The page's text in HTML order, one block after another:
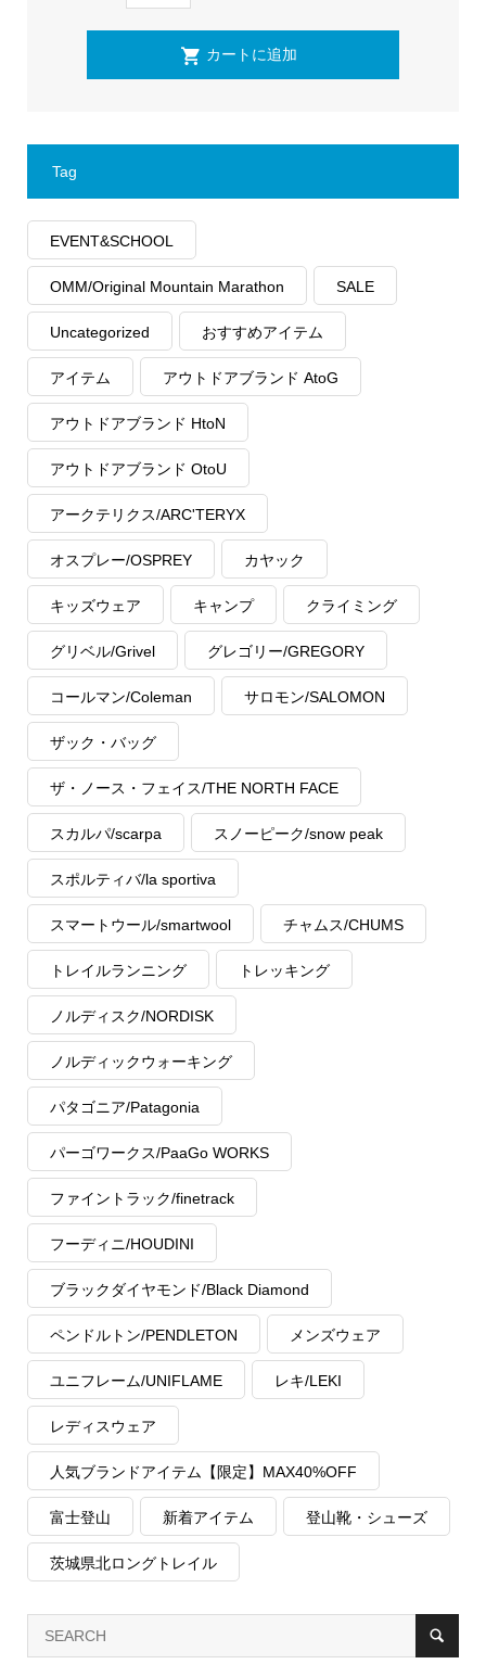
Tag
EVENT&SCHOOL
OMM/Original Mountain Marathon SALE
Uncategorized おすすめアイテム
アイテム アウトドアブランド AtoG
アウトドアブランド HtoN
アウトドアブランド OtoU
アークテリクス/ARC'TERYX
オスプレー/OSPREY カヤック
キッズウェア キャンプ クライミング
グリベル/Grivel グレゴリー/GREGORY
コールマン/Coleman サロモン/SALOMON
ザック・バッグ
ザ・ノース・フェイス/THE NORTH FACE
スカルパ/scarpa スノーピーク/snow peak
スポルティバ/la sportiva
スマートウール/smartwool チャムス/CHUMS
トレイルランニング トレッキング
ノルディスク/NORDISK
ノルディックウォーキング
パタゴニア/Patagonia
パーゴワークス/PaaGo WORKS
ファイントラック/finetrack
フーディニ/HOUDINI
ブラックダイヤモンド/Black Diamond
ペンドルトン/PENDLETON メンズウェア
ユニフレーム/UNIFLAME レキ/LEKI
レディスウェア
人気ブランドアイテム【限定】MAX40%OFF
富士登山 新着アイテム 登山靴・シューズ
茨城県北ロングトレイル